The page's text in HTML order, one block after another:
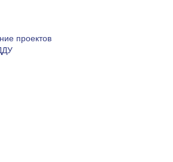
проектов